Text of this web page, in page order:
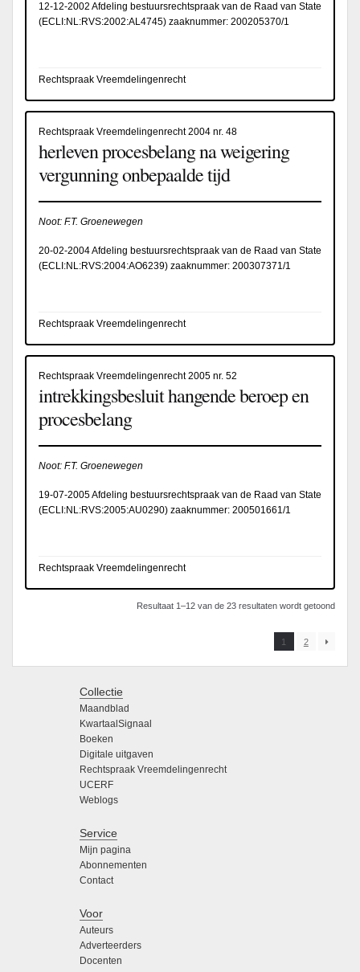
12-12-2002 Afdeling bestuursrechtspraak van de Raad van State
(ECLI:NL:RVS:2002:AL4745) zaaknummer: 200205370/1
Rechtspraak Vreemdelingenrecht
Rechtspraak Vreemdelingenrecht 2004 nr. 48
herleven procesbelang na weigering
vergunning onbepaalde tijd
Noot: F.T. Groenewegen
20-02-2004 Afdeling bestuursrechtspraak van de Raad van State
(ECLI:NL:RVS:2004:AO6239) zaaknummer: 200307371/1
Rechtspraak Vreemdelingenrecht
Rechtspraak Vreemdelingenrecht 2005 nr. 52
intrekkingsbesluit hangende beroep en
procesbelang
Noot: F.T. Groenewegen
19-07-2005 Afdeling bestuursrechtspraak van de Raad van State
(ECLI:NL:RVS:2005:AU0290) zaaknummer: 200501661/1
Rechtspraak Vreemdelingenrecht
Resultaat 1–12 van de 23 resultaten wordt getoond
1 2
Collectie
Maandblad
KwartaalSignaal
Boeken
Digitale uitgaven
Rechtspraak Vreemdelingenrecht
UCERF
Weblogs
Service
Mijn pagina
Abonnementen
Contact
Voor
Auteurs
Adverteerders
Docenten